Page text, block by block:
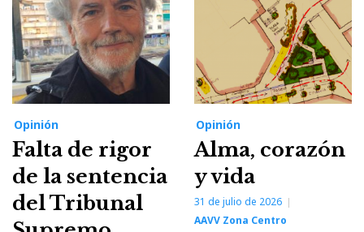
Opinión
Falta de rigor
de la sentencia
del Tribunal
Opinión
Alma, corazón
y vida
31 de julio de 2026
AAVV Zona Centro